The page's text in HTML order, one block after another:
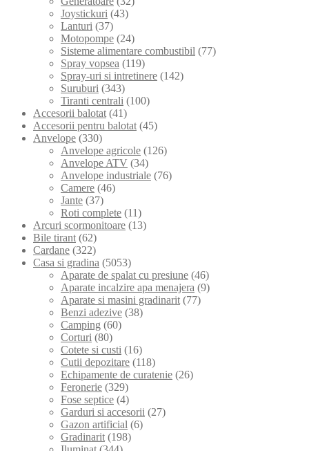
Joystickuri (43)
Lanturi (37)
Motopompe (24)
Sisteme alimentare combustibil (77)
Spray vopsea (119)
Spray-uri si intretinere (142)
Suruburi (343)
Tiranti centrali (100)
Accesorii balotat (41)
Accesorii pentru balotat (45)
Anvelope (330)
Anvelope agricole (126)
Anvelope ATV (34)
Anvelope industriale (76)
Camere (46)
Jante (37)
Roti complete (11)
Arcuri scormonitoare (13)
Bile tirant (62)
Cardane (322)
Casa si gradina (5053)
Aparate de spalat cu presiune (46)
Aparate incalzire apa menajera (9)
Aparate si masini gradinarit (77)
Benzi adezive (38)
Camping (60)
Corturi (80)
Cotete si custi (16)
Cutii depozitare (118)
Echipamente de curatenie (26)
Feronerie (329)
Fose septice (4)
Garduri si accesorii (27)
Gazon artificial (6)
Gradinarit (198)